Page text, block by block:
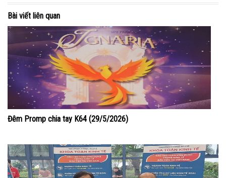
Bài viết liên quan
Đêm Promp chia tay K64 (29/5/2026)